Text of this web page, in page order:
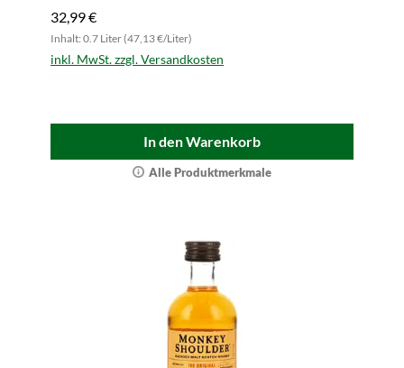
32,99 €
Inhalt: 0.7 Liter (47,13 €/Liter)
inkl. MwSt. zzgl. Versandkosten
In den Warenkorb
Alle Produktmerkmale